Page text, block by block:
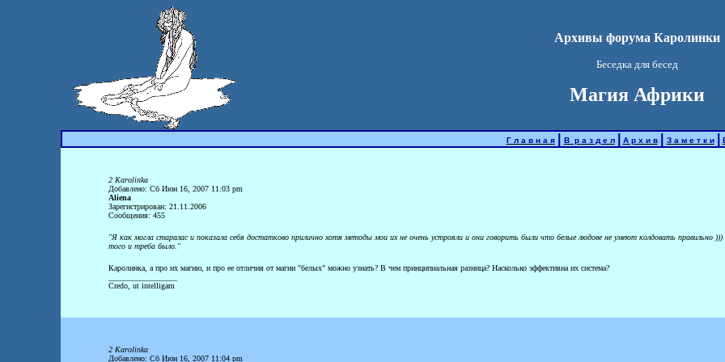
Архивы форума Каролинки
Беседка для бесед
Магия Африки
Г л а в н а я В р а з д е л А р х и в З а м е т к и
2 Karolinka
Добавлено: Сб Июн 16, 2007 11:03 pm
Aliena
Зарегистрирован: 21.11.2006
Сообщения: 455
"Я как могла старалас и показала себя достатково прилично хотя методы мои их не очень устрояли и они говорить были что белые людове не умеют колдовать
того и треба было."
Каролинка, а про их магию, и про ее отличия от магии "белых" можно узнать? В чем принципиальная разница? Насколько эффективна их система?
Credo, ut intelligam
2 Karolinka
Добавлено: Сб Июн 16, 2007 11:04 pm